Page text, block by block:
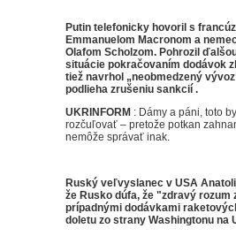
Putin telefonicky hovoril s
Emmanuelom Macronom a
Olafom Scholzom. Pohrozil
situácie pokračovaním dodávok
tiež navrhol „neobmedzený
podlieha zrušeniu sankcií .
UKRINFORM : Dámy a páni, toto
rozčuľovať – pretože potkan
nemôže správať inak.
Ruský veľvyslanec v USA
že Rusko dúfa, že "zdravý rozum
prípadnými dodávkami
doletu zo strany Washingtonu na